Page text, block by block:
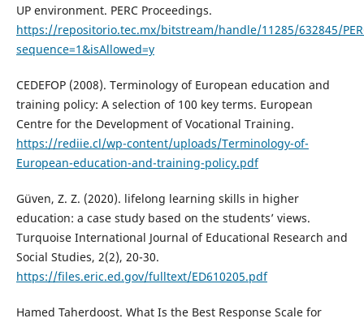
UP environment. PERC Proceedings.
https://repositorio.tec.mx/bitstream/handle/11285/632845/
sequence=1&isAllowed=y
CEDEFOP (2008). Terminology of European education and
training policy: A selection of 100 key terms. European
Centre for the Development of Vocational Training.
https://rediie.cl/wp-content/uploads/Terminology-of-
European-education-and-training-policy.pdf
Güven, Z. Z. (2020). lifelong learning skills in higher
education: a case study based on the students’ views.
Turquoise International Journal of Educational Research and
Social Studies, 2(2), 20-30.
https://files.eric.ed.gov/fulltext/ED610205.pdf
Hamed Taherdoost. What Is the Best Response Scale for